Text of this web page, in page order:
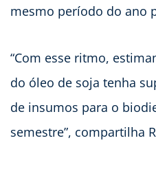
mesmo período do ano
“Com esse ritmo,
do óleo de soja tenha
de insumos para o
semestre”, compartilha